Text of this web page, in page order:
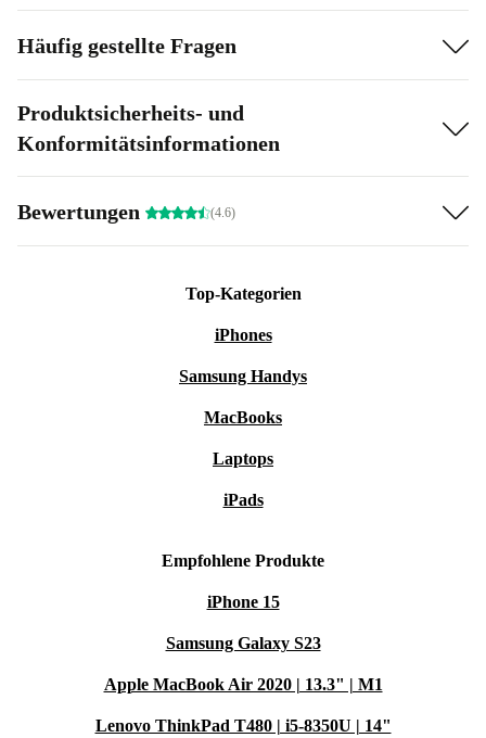
Häufig gestellte Fragen
Produktsicherheits- und
Konformitätsinformationen
Bewertungen (4.6)
Top-Kategorien
iPhones
Samsung Handys
MacBooks
Laptops
iPads
Empfohlene Produkte
iPhone 15
Samsung Galaxy S23
Apple MacBook Air 2020 | 13.3" | M1
Lenovo ThinkPad T480 | i5-8350U | 14"